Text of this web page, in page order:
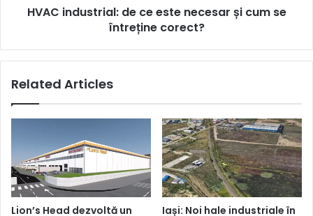
întreține
HVAC industrial: de ce este necesar și cum se
întreține corect?
Related Articles
Lion’s Head dezvoltă un
Iași: Noi hale industriale în